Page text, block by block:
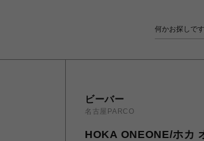
ビーバー
名古屋PARCO
HOKA ONEONE/ホカ